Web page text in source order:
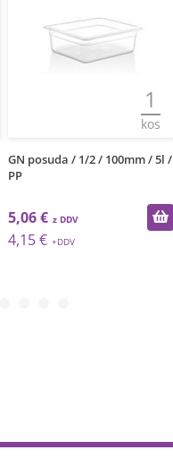
1
kos
GN posuda / 1/2 / 100mm / 5l /
PP
5,06 €
4,15 €